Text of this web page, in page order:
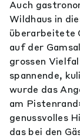
Auch
Wildhaus in
überarbeitete
auf der
grossen
spannende,
wurde das
am
genussvolles
das bei den